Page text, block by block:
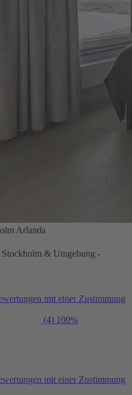
Arlanda
Stockholm & Umgebung -
mit einer Zustimmung
(4) 100%
mit einer Zustimmung